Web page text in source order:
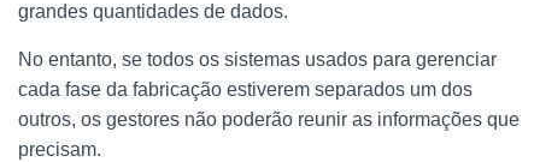
grandes quantidades de dados.
No entanto, se todos os sistemas usados ​​para gerenciar
cada fase da fabricação estiverem separados um dos
outros, os gestores não poderão reunir as informações que
precisam.